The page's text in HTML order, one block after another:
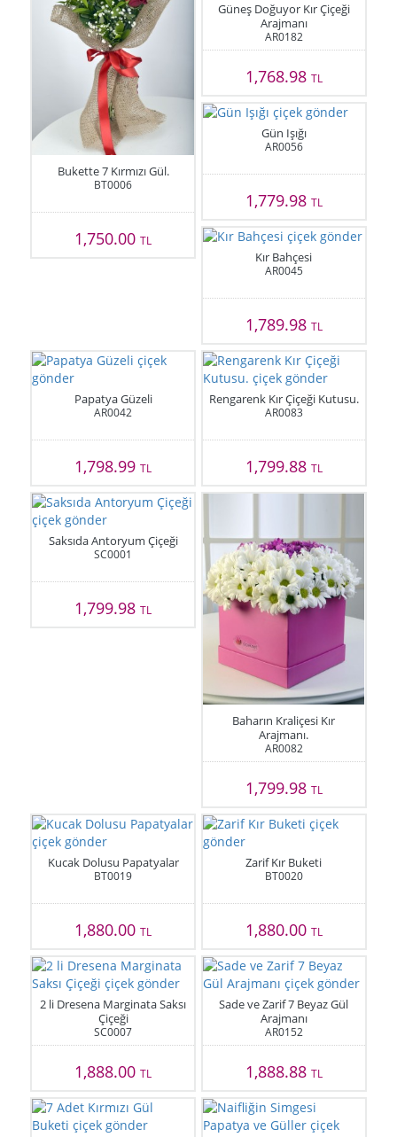
Bukette 7 Kırmızı Gül.
BT0006
1,750.00TL
Güneş Doğuyor Kır Çiçeği
Arajmanı
AR0182
1,768.98 TL
Gün Işığı
AR0056
1,779.98 TL
Kır Bahçesi
AR0045
1,789.98 TL
Papatya Güzeli
AR0042
1,798.99TL
Rengarenk Kır Çiçeği Kutusu.
AR0083
1,799.88 TL
Saksıda Antoryum Çiçeği
SC0001
1,799.98TL
Baharın Kraliçesi Kır
Arajmanı.
AR0082
1,799.98 TL
Kucak Dolusu Papatyalar
BT0019
1,880.00TL
Zarif Kır Buketi
BT0020
1,880.00 TL
2 li Dresena Marginata Saksı
Çiçeği
SC0007
1,888.00TL
Sade ve Zarif 7 Beyaz Gül
Arajmanı
AR0152
1,888.88 TL